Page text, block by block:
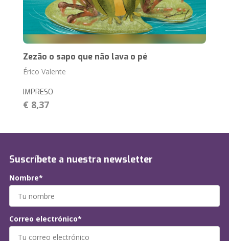
Zezão o sapo que não lava o pé
Érico Valente
IMPRESO
€ 8,37
Suscríbete a nuestra newsletter
Nombre*
Correo electrónico*